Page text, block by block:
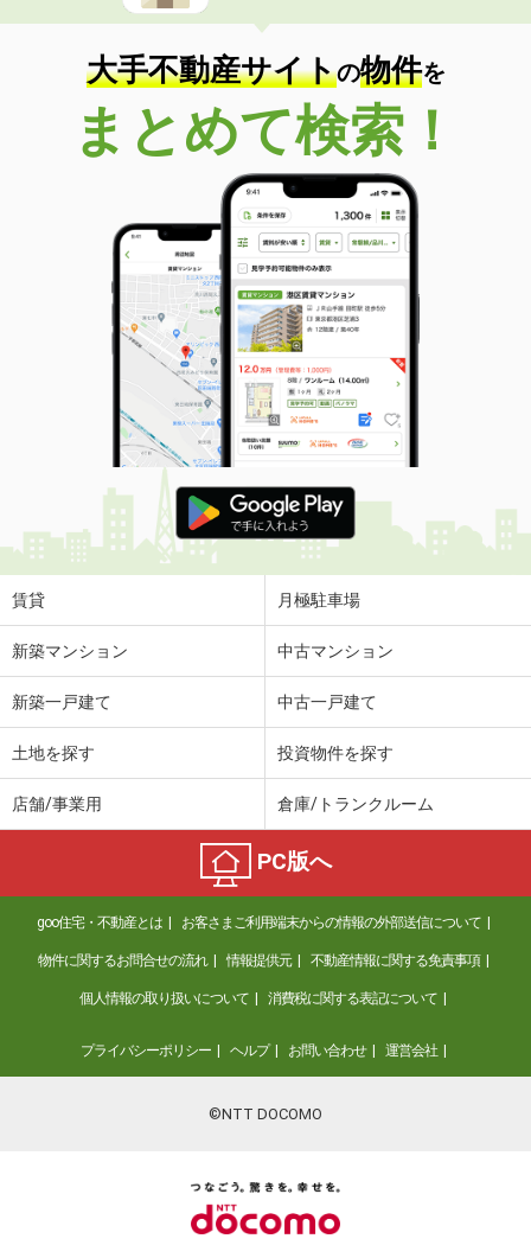
大手不動産サイトの物件を
まとめて検索！
賃貸 月極駐車場
新築マンション 中古マンション
新築一戸建て 中古一戸建て
土地を探す 投資物件を探す
店舗/事業用 倉庫/トランクルーム
PC版へ
goo住宅・不動産とは お客さまご利用端末からの情報の外部送信について
物件に関するお問合せの流れ 情報提供元 不動産情報に関する免責事項
個人情報の取り扱いについて 消費税に関する表記について
プライバシーポリシー ヘルプ お問い合わせ 運営会社
©NTT DOCOMO